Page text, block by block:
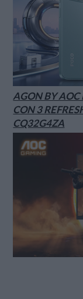
AGON BY AOC
CON 3
CQ32G4ZA